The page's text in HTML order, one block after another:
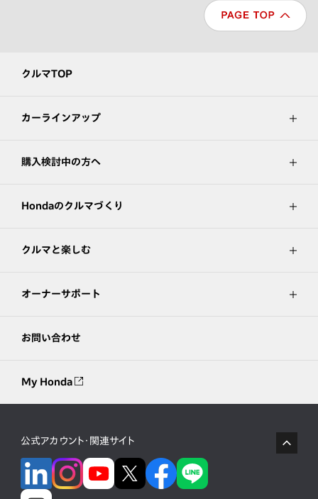
クルマTOP
カーラインアップ
購入検討中の方へ
Hondaのクルマづくり
クルマと楽しむ
オーナーサポート
お問い合わせ
My Honda
公式アカウント・関連サイト